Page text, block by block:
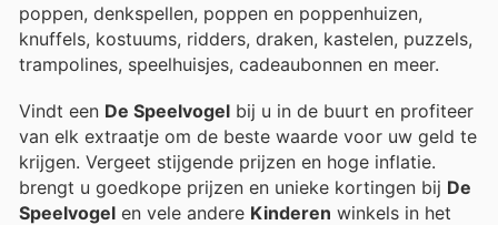
poppen, denkspellen, poppen en poppenhuizen,
knuffels, kostuums, ridders, draken, kastelen, puzzels,
trampolines, speelhuisjes, cadeaubonnen en meer.
Vindt een De Speelvogel bij u in de buurt en profiteer
van elk extraatje om de beste waarde voor uw geld te
krijgen. Vergeet stijgende prijzen en hoge inflatie.
brengt u goedkope prijzen en unieke kortingen bij De
Speelvogel en vele andere Kinderen winkels in het